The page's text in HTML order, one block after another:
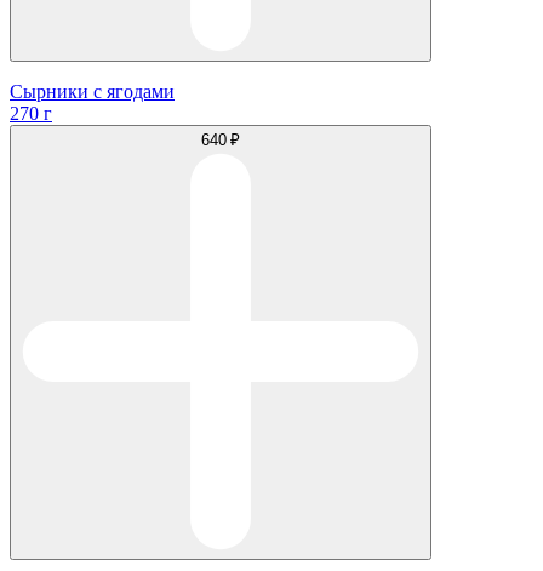
Сырники с ягодами
270 г
640 ₽